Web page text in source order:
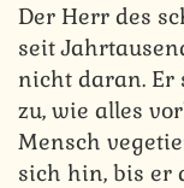
Der Herr des
seit
nicht daran. Er
zu, wie alles
Mensch
sich hin, bis er